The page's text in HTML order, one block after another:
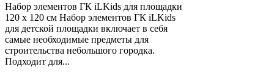
Набор элементов ГК iLKids для площадки
120 х 120 см Набор элементов ГК iLKids
для детской площадки включает в себя
самые необходимые предметы для
строительства небольшого городка.
Подходит для...